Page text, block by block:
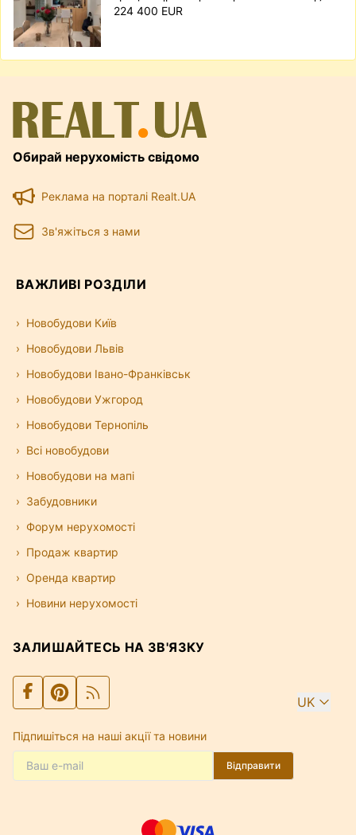
224 400 EUR
Обирай нерухомість свідомо
Реклама на порталі Realt.UA
Зв'яжіться з нами
ВАЖЛИВІ РОЗДІЛИ
Новобудови Київ
Новобудови Львів
Новобудови Івано-Франківськ
Новобудови Ужгород
Новобудови Тернопіль
Всі новобудови
Новобудови на мапі
Забудовники
Форум нерухомості
Продаж квартир
Оренда квартир
Новини нерухомості
ЗАЛИШАЙТЕСЬ НА ЗВ'ЯЗКУ
UK
Підпишіться на наші акції та новини
Відправити